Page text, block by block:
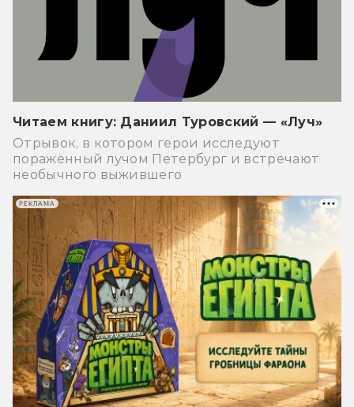
Читаем книгу: Даниил Туровский — «Луч»
Отрывок, в котором герои исследуют
поражённый лучом Петербург и встречают
необычного выжившего
РЕКЛАМА